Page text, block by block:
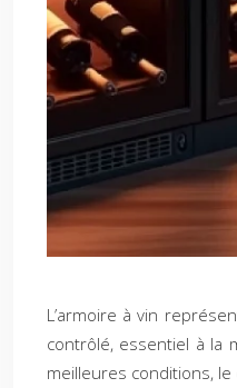
L’armoire à vin
contrôlé, essentiel à la
meilleures conditions,